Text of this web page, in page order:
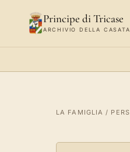
Principe di Tricase
ARCHIVIO DELLA
LA FAMIGLIA /